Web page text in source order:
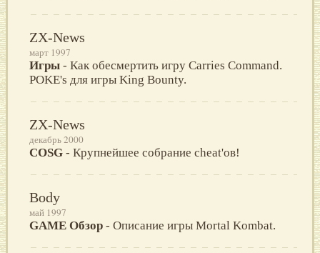
ZX-News
март 1997
Игры - Как обесмертить игру Carries Command.
POKE's для игры King Bounty.
ZX-News
декабрь 2000
COSG - Крупнейшее собрание cheat'ов!
Body
май 1997
GAME Обзор - Описание игры Mortal Kombat.